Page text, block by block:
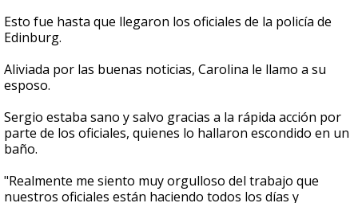
Esto fue hasta que llegaron los oficiales de la policía de
Edinburg.
Aliviada por las buenas noticias, Carolina le llamo a su
esposo.
Sergio estaba sano y salvo gracias a la rápida acción por
parte de los oficiales, quienes lo hallaron escondido en un
baño.
"Realmente me siento muy orgulloso del trabajo que
nuestros oficiales están haciendo todos los días y